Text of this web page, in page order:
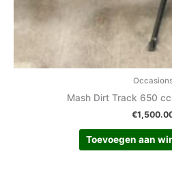
Mash Dirt Track 650
€
Toevoegen aan